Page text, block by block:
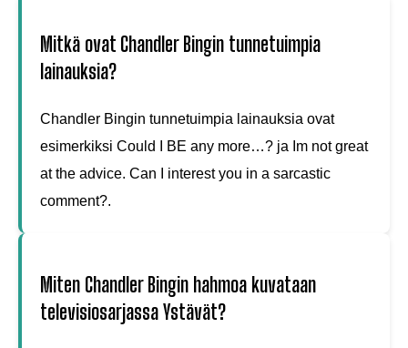
Mitkä ovat Chandler Bingin tunnetuimpia
lainauksia?
Chandler Bingin tunnetuimpia lainauksia ovat
esimerkiksi Could I BE any more…? ja Im not great
at the advice. Can I interest you in a sarcastic
comment?.
Miten Chandler Bingin hahmoa kuvataan
televisiosarjassa Ystävät?